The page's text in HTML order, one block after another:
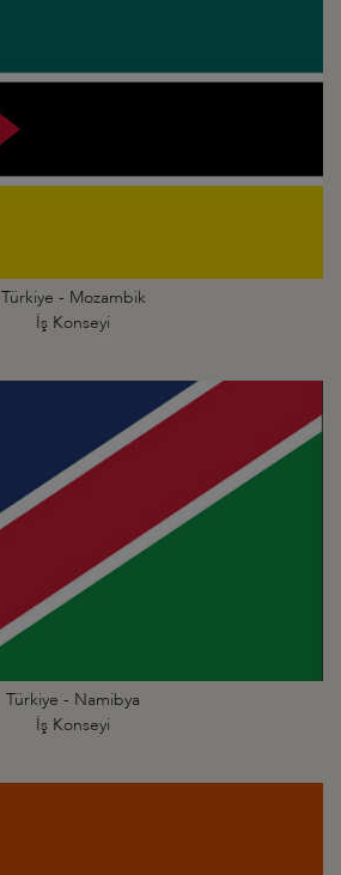
Türkiye - Mozambik
İş Konseyi
Türkiye - Namibya
İş Konseyi